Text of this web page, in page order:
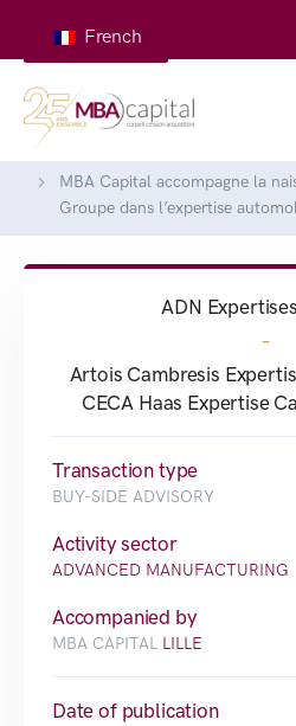
French
MBA Capital accompagne la
Groupe dans l’expertise
ADN
-
Artois Cambresis
CECA Haas Expertise
Transaction type
BUY-SIDE ADVISORY
Activity sector
ADVANCED MANUFACTURING
Accompanied by
MBA CAPITAL LILLE
Date of publication